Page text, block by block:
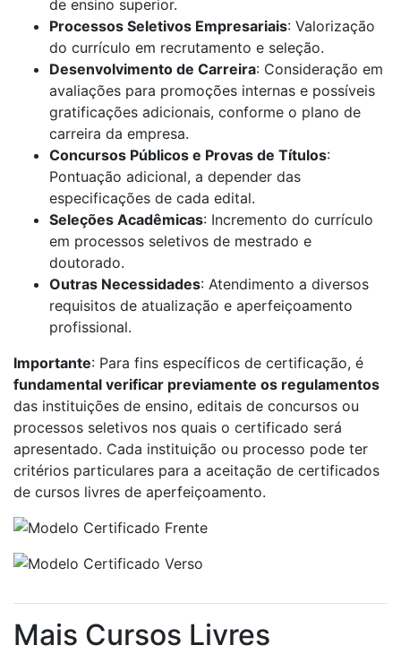
de ensino superior.
Processos Seletivos Empresariais: Valorização
do currículo em recrutamento e seleção.
Desenvolvimento de Carreira: Consideração em
avaliações para promoções internas e possíveis
gratificações adicionais, conforme o plano de
carreira da empresa.
Concursos Públicos e Provas de Títulos:
Pontuação adicional, a depender das
especificações de cada edital.
Seleções Acadêmicas: Incremento do currículo
em processos seletivos de mestrado e
doutorado.
Outras Necessidades: Atendimento a diversos
requisitos de atualização e aperfeiçoamento
profissional.
Importante: Para fins específicos de certificação, é
fundamental verificar previamente os regulamentos
das instituições de ensino, editais de concursos ou
processos seletivos nos quais o certificado será
apresentado. Cada instituição ou processo pode ter
critérios particulares para a aceitação de certificados
de cursos livres de aperfeiçoamento.
Mais Cursos Livres